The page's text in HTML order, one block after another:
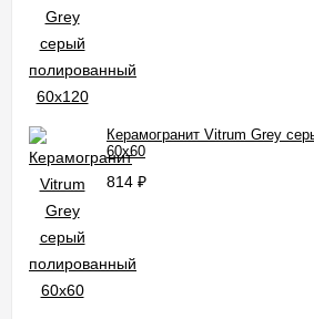
Керамогранит Vitrum Grey
60x60
814 ₽